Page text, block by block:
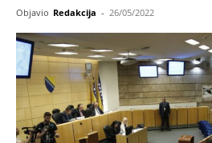
Objavio Redakcija - 26/05/2022